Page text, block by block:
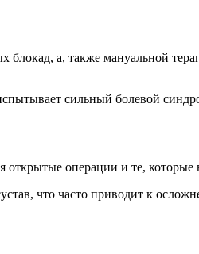
а, также мануальной
сильный болевой
операции и те, которые
что часто приводит к